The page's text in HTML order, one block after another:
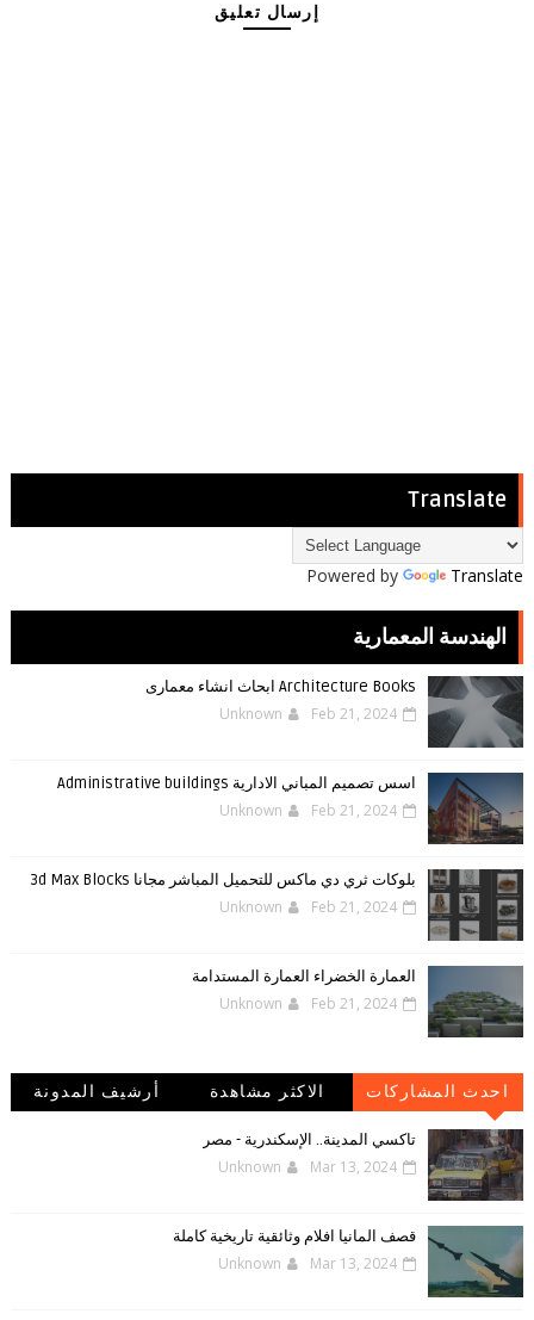
إرسال تعليق
Translate
Powered by Translate
الهندسة المعمارية
Architecture Books ابحاث انشاء معمارى
Unknown Feb 21, 2024
اسس تصميم المباني الادارية Administrative buildings
Unknown Feb 21, 2024
بلوكات ثري دي ماكس للتحميل المباشر مجانا 3d Max Blocks
Unknown Feb 21, 2024
العمارة الخضراء العمارة المستدامة
Unknown Feb 21, 2024
احدث المشاركات الاكثر مشاهدة
أرشيف المدونة
تاكسي المدينة.. الإسكندرية - مصر
Unknown Mar 13, 2024
قصف المانيا افلام وثائقية تاريخية كاملة
Unknown Mar 13, 2024